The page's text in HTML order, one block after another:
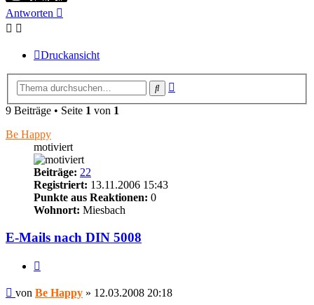
Antworten
Druckansicht
Suche
9 Beiträge • Seite 1 von 1
Be Happy
motiviert
Beiträge: 22
Registriert: 13.11.2006 15:43
Punkte aus Reaktionen: 0
Wohnort: Miesbach
E-Mails nach DIN 5008
Beitrag
von Be Happy » 12.03.2008 20:18